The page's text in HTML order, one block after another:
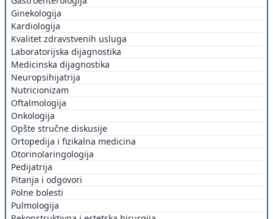
Ginekologija
Kardiologija
Kvalitet zdravstvenih usluga
Laboratorijska dijagnostika
Medicinska dijagnostika
Neuropsihijatrija
Nutricionizam
Oftalmologija
Onkologija
Opšte stručne diskusije
Ortopedija i fizikalna medicina
Otorinolaringologija
Pedijatrija
Pitanja i odgovori
Polne bolesti
Pulmologija